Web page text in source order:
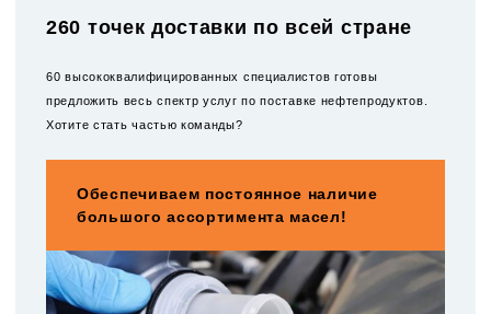
260 точек доставки по всей стране
60 высококвалифицированных специалистов готовы
предложить весь спектр услуг по поставке нефтепродуктов.
Хотите стать частью команды?
Обеспечиваем постоянное наличие
большого ассортимента масел!